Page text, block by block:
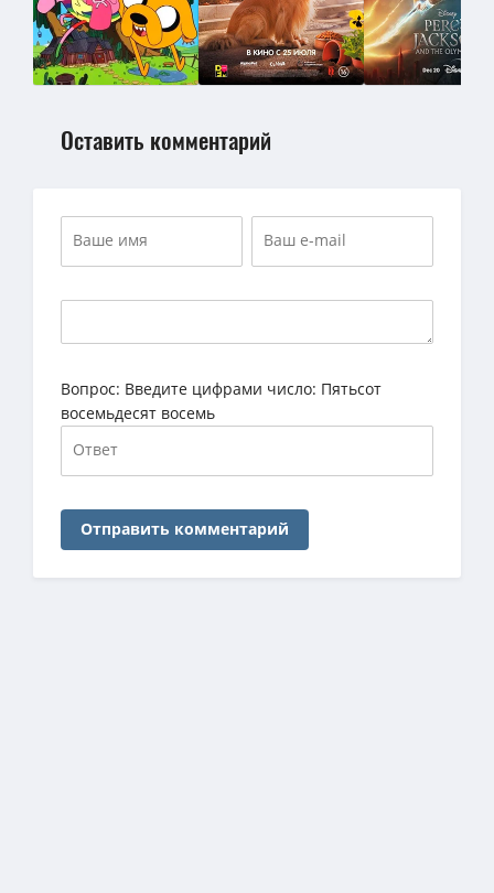
Оставить комментарий
Вопрос: Введите цифрами число: Пятьсот
восемьдесят восемь
Отправить комментарий